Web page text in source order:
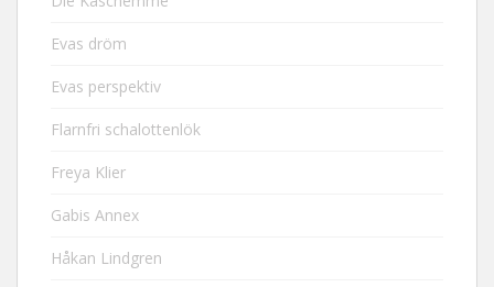
Evas dröm
Evas perspektiv
Flarnfri schalottenlök
Freya Klier
Gabis Annex
Håkan Lindgren